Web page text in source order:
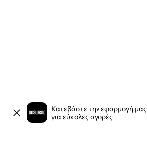
Κατεβάστε την εφαρμογή μας
για εύκολες αγορές